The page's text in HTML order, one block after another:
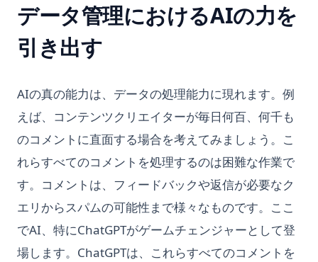
データ管理におけるAIの力を
引き出す
AIの真の能力は、データの処理能力に現れます。例
えば、コンテンツクリエイターが毎日何百、何千も
のコメントに直面する場合を考えてみましょう。こ
れらすべてのコメントを処理するのは困難な作業で
す。コメントは、フィードバックや返信が必要なク
エリからスパムの可能性まで様々なものです。ここ
でAI、特にChatGPTがゲームチェンジャーとして登
場します。ChatGPTは、これらすべてのコメントを